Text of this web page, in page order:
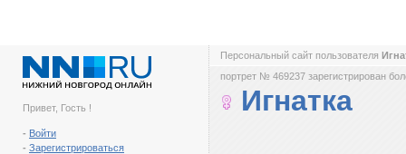
Привет, Гость !
- Войти
- Зарегистрироваться
Персональный сайт пользователя
портрет № 469237 зарегистрирован
Игнатка